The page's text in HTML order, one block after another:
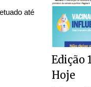
até
Edição
Hoje